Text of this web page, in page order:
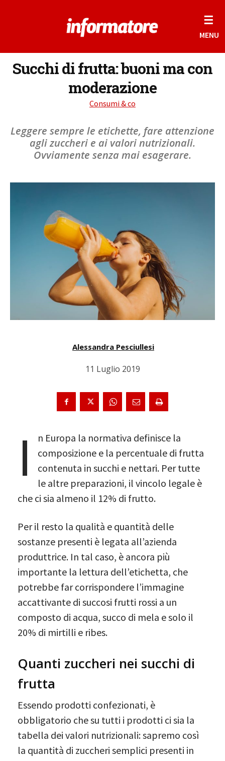
☰
MENU
Succhi di frutta: buoni ma con
moderazione
Consumi & co
Leggere sempre le etichette, fare attenzione
agli zuccheri e ai valori nutrizionali.
Ovviamente senza mai esagerare.
Alessandra Pesciullesi
11 Luglio 2019
I
n Europa la normativa definisce la
composizione e la percentuale di frutta
contenuta in succhi e nettari. Per tutte
le altre preparazioni, il vincolo legale è
che ci sia almeno il 12% di frutto.
Per il resto la qualità e quantità delle
sostanze presenti è legata all’azienda
produttrice. In tal caso, è ancora più
importante la lettura dell’etichetta, che
potrebbe far corrispondere l’immagine
accattivante di succosi frutti rossi a un
composto di acqua, succo di mela e solo il
20% di mirtilli e ribes.
Quanti zuccheri nei succhi di
frutta
Essendo prodotti confezionati, è
obbligatorio che su tutti i prodotti ci sia la
tabella dei valori nutrizionali: sapremo così
la quantità di zuccheri semplici presenti in